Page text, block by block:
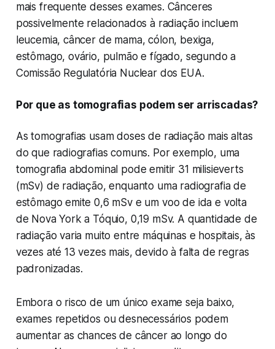
mais frequente desses exames. Cânceres
possivelmente relacionados à radiação incluem
leucemia, câncer de mama, cólon, bexiga,
estômago, ovário, pulmão e fígado, segundo a
Comissão Regulatória Nuclear dos EUA.
Por que as tomografias podem ser arriscadas?
As tomografias usam doses de radiação mais altas
do que radiografias comuns. Por exemplo, uma
tomografia abdominal pode emitir 31 milisieverts
(mSv) de radiação, enquanto uma radiografia de
estômago emite 0,6 mSv e um voo de ida e volta
de Nova York a Tóquio, 0,19 mSv. A quantidade de
radiação varia muito entre máquinas e hospitais, às
vezes até 13 vezes mais, devido à falta de regras
padronizadas.
Embora o risco de um único exame seja baixo,
exames repetidos ou desnecessários podem
aumentar as chances de câncer ao longo do